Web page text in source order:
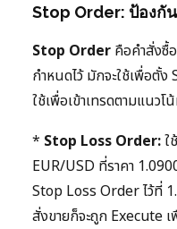
Stop Order: ป้องกั
Stop Order คือคำสั่งซื้
กำหนดไว้ มักจะใช้เพื่อตั้
ใช้เพื่อเข้าเทรดตามแนวโ
* Stop Loss Order:ใ
EUR/USD ที่ราคา
Stop Loss Order ไว้ที่
สั่งขายก็จะถูก Execute